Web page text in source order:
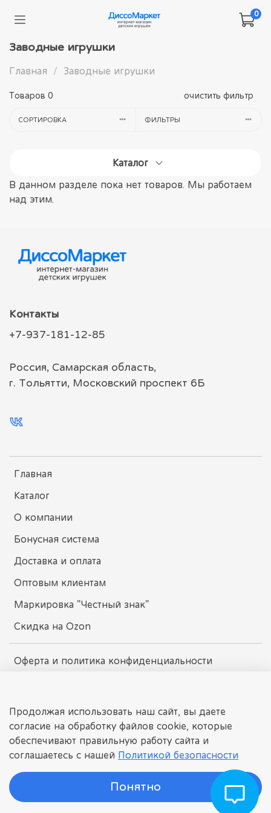
0
Заводные игрушки
Главная Заводные игрушки
Товаров 0 очистить фильтр
СОРТИРОВКА ФИЛЬТРЫ
Каталог
В данном разделе пока нет товаров. Мы работаем
над этим.
Главная
Каталог
О компании
Бонусная система
Доставка и оплата
Оптовым клиентам
Маркировка "Честный знак"
Скидка на Ozon
Оферта и политика конфиденциальности
Контакты
+7-937-181-12-85
Россия, Самарская область,
г. Тольятти, Московский проспект 6Б
dissomarket.ru
© 2025 Любое использование контента без письменного
разрешения запрещено
Интернет-магазин детских игрушек.
Продолжая использовать наш сайт, вы даете
согласие на обработку файлов cookie, которые
обеспечивают правильную работу сайта и
соглашаетесь с нашей Политикой безопасности
Понятно